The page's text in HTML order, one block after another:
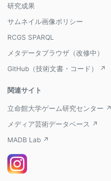
研究成果
サムネイル画像ポリシー
RCGS SPARQL
メタデータブラウザ（改修中）
GitHub（技術文書・コード） ↗
関連サイト
立命館大学ゲーム研究センター ↗
メディア芸術データベース ↗
MADB Lab ↗